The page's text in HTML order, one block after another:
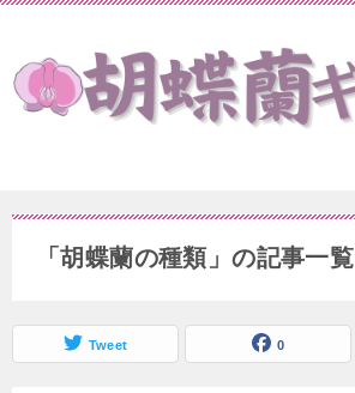
「胡蝶蘭の種類」の記事一覧
Tweet 0